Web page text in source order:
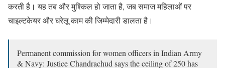
करती है। यह तब और मुश्किल हो जाता है, जब समाज महिलाओं पर
चाइल्टकेयर और घरेलू काम की जिम्मेदारी डालता है।
Permanent commission for women officers in Indian Army
& Navy: Justice Chandrachud says the ceiling of 250 has